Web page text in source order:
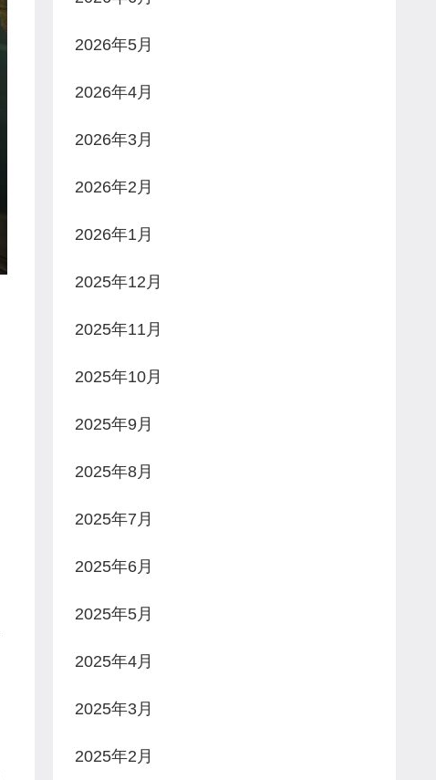
2026年5月
2026年4月
2026年3月
2026年2月
2026年1月
2025年12月
2025年11月
2025年10月
2025年9月
2025年8月
2025年7月
2025年6月
2025年5月
2025年4月
2025年3月
2025年2月